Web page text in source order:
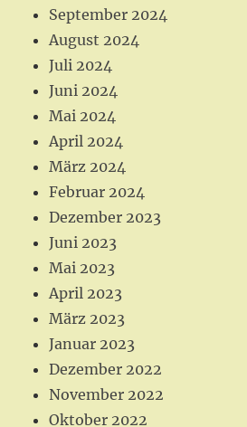
September 2024
August 2024
Juli 2024
Juni 2024
Mai 2024
April 2024
März 2024
Februar 2024
Dezember 2023
Juni 2023
Mai 2023
April 2023
März 2023
Januar 2023
Dezember 2022
November 2022
Oktober 2022